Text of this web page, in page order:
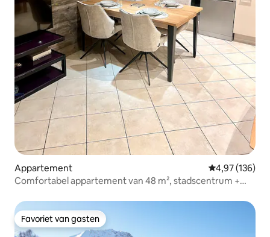
Appartement Gemiddelde
4,97 (136)
Comfortabel appartement van 48 m², stadscentrum +
Favoriet van gasten
Favoriet van gasten